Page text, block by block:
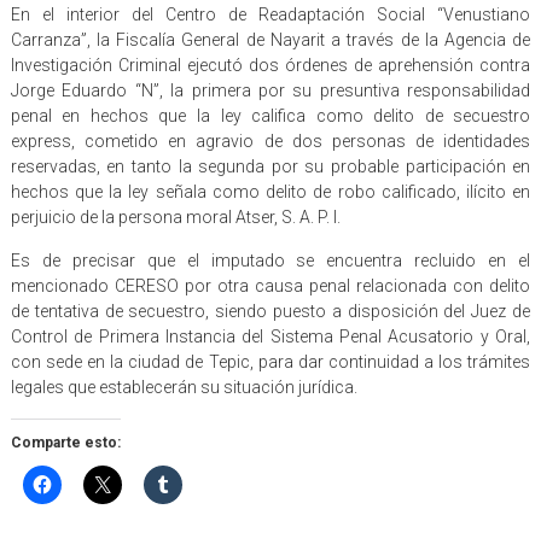
En el interior del Centro de Readaptación Social “Venustiano
Carranza”, la Fiscalía General de Nayarit a través de la Agencia de
Investigación Criminal ejecutó dos órdenes de aprehensión contra
Jorge Eduardo “N”, la primera por su presuntiva responsabilidad
penal en hechos que la ley califica como delito de secuestro
express, cometido en agravio de dos personas de identidades
reservadas, en tanto la segunda por su probable participación en
hechos que la ley señala como delito de robo calificado, ilícito en
perjuicio de la persona moral Atser, S. A. P. I.
Es de precisar que el imputado se encuentra recluido en el
mencionado CERESO por otra causa penal relacionada con delito
de tentativa de secuestro, siendo puesto a disposición del Juez de
Control de Primera Instancia del Sistema Penal Acusatorio y Oral,
con sede en la ciudad de Tepic, para dar continuidad a los trámites
legales que establecerán su situación jurídica.
Comparte esto: